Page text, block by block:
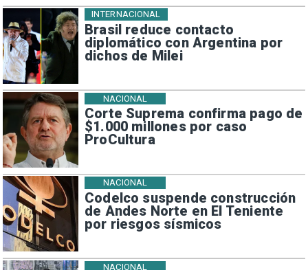
Brasil reduce contacto
diplomático con Argentina por
dichos de Milei
INTERNACIONAL
Corte Suprema confirma pago de
$1.000 millones por caso
ProCultura
NACIONAL
Codelco suspende construcción
de Andes Norte en El Teniente
por riesgos sísmicos
NACIONAL
NACIONAL